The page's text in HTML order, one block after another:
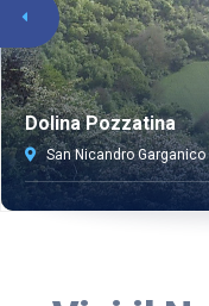
Dolina Pozzatina
San Nicandro Garganico